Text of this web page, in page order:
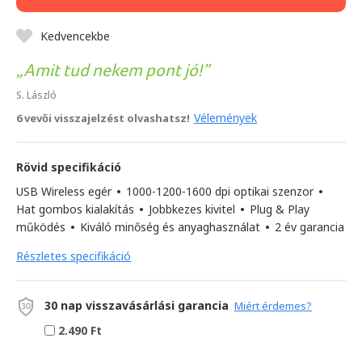
Kedvencekbe
Amit tud nekem pont jó!
S. László
6 vevői visszajelzést olvashatsz! Vélemények
Rövid specifikáció
USB Wireless egér • 1000-1200-1600 dpi optikai szenzor •
Hat gombos kialakítás • Jobbkezes kivitel • Plug & Play
működés • Kiváló minőség és anyaghasználat • 2 év garancia
Részletes specifikáció
30 nap visszavásárlási garancia Miért érdemes?
2.490 Ft